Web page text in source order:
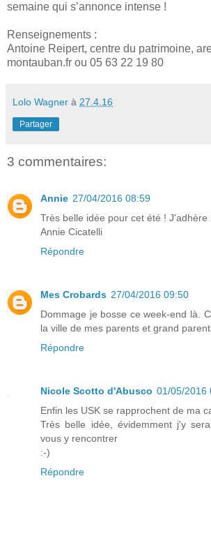
semaine qui s’annonce intense !
Renseignements :
Antoine Reipert, centre du patrimoine,
montauban.fr ou 05 63 22 19 80
Lolo Wagner à 27.4.16
Partager
3 commentaires:
Annie 27/04/2016 08:59
Très belle idée pour cet été ! J'adhère
Annie Cicatelli
Répondre
Mes Crobards 27/04/2016 09:50
Dommage je bosse ce week-end là.
la ville de mes parents et grand
Répondre
Nicole Scotto d'Abusco 01/05/2016
Enfin les USK se rapprochent de ma
Très belle idée, évidemment j'y
vous y rencontrer
:-)
Répondre